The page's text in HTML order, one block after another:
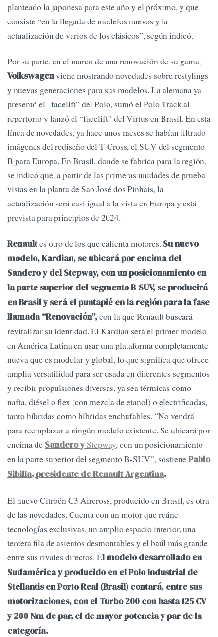
planteado la japonesa para este año y el próximo, y que
consiste “en la llegada de modelos nuevos y la
actualización de varios de los clásicos”, según indicó.
Por su parte, en el marco de una renovación de su gama,
Volkswagenviene mostrando novedades sobre restylings
y nuevas generaciones para sus modelos. La alemana ya
presentó el “facelift” del Polo, sumó el Polo Track al
repertorio y lanzó el “facelift” del Virtus en Brasil. En esta
línea de novedades, ya hace unos meses se habían filtrado
imágenes del rediseño del T-Cross, el SUV del segmento
B para Europa. En Brasil, donde se fabrica para la región,
se indicó que, a partir de las primeras unidades de prueba
vistas en la planta de Sao José dos Pinhais, la
actualización será casi igual a la vista en Europa y está
prevista para principios de 2024.
Renaultes otro de los que calienta motores. Su nuevo
modelo, Kardian, se ubicará por encima del
Sandero y del Stepway, con un posicionamiento en
la parte superior del segmento B-SUV, se producirá
en Brasil y será el puntapié en la región para la fase
llamada “Renovación”,con la que Renault buscará
revitalizar su identidad. El Kardian será el primer modelo
en América Latina en usar una plataforma completamente
nueva que es modular y global, lo que significa que ofrece
amplia versatilidad para ser usada en diferentes segmentos
y recibir propulsiones diversas, ya sea térmicas como
nafta, diésel o flex (con mezcla de etanol) o electrificadas,
tanto híbridas como híbridas enchufables. “No vendrá
para reemplazar a ningún modelo existente. Se ubicará por
encima de Sandero yStepway,con un posicionamiento
en la parte superior del segmento B-SUV”, sostienePablo
Sibilla, presidente de Renault Argentina.
El nuevo Citroën C3 Aircross, producido en Brasil, es otra
de las novedades. Cuenta con un motor que reúne
tecnologías exclusivas, un amplio espacio interior, una
tercera fila de asientos desmontables y el baúl más grande
entre sus rivales directos. El modelo desarrollado en
Sudamérica y producido en el Polo Industrial de
Stellantis en Porto Real (Brasil) contará, entre sus
motorizaciones, con el Turbo 200 con hasta 125 CV
y 200 Nm de par, el de mayor potencia y par de la
categoría.